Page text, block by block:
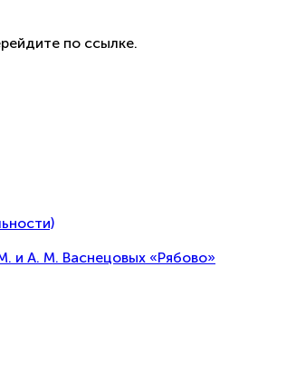
по ссылке.
и А. М. Васнецовых «Рябово»